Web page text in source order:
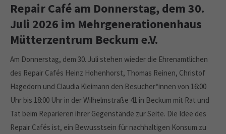
Repair Café am Donnerstag, dem 30.
Juli 2026 im Mehrgenerationenhaus
Mütterzentrum Beckum e.V.
Am Donnerstag, dem 30. Juli stehen wieder die Ehrenamtlichen
des Repair Cafés Heinz Hohenhorst, Thomas Reinen, Christof
Hagedorn und Claudia Kleimann den Besucher*innen von 16:00
Uhr bis 18:00 Uhr in der Wilhelmstraße 41 in Beckum mit Rat und
Tat beim Reparieren ihrer Gegenstände zur Seite. Die Idee des
Repair Cafés ist, ein Bewusstsein für nachhaltigen Konsum zu